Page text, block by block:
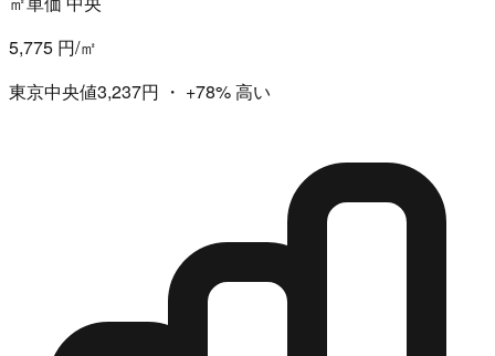
5,775 円/㎡
東京中央値3,237円 ・ +78%高い